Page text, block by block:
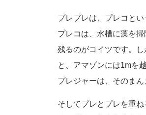
プレプレは、プレコと
プレコは、水槽に藻を
残るのがコイツです。
と、アマゾンには1mを
プレジャーは、そのま
そしてプレとプレを重